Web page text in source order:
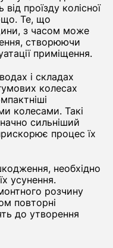
проїзду колісної
Те, що
з часом може
створюючи
приміщення.
і складах
колесах
колесами. Такі
сильніший
процес їх
необхідно
усунення.
розчину
повторні
до утворення